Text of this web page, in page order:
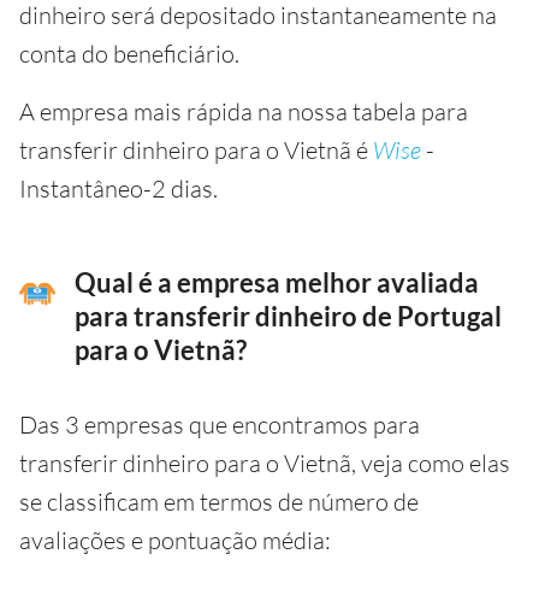
dinheiro será depositado instantaneamente na
conta do beneficiário.
A empresa mais rápida na nossa tabela para
transferir dinheiro para o Vietnã é Wise -
Instantâneo-2 dias.
Qual é a empresa melhor avaliada
para transferir dinheiro de Portugal
para o Vietnã?
Das 3 empresas que encontramos para
transferir dinheiro para o Vietnã, veja como elas
se classificam em termos de número de
avaliações e pontuação média: